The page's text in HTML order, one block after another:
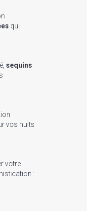
qui
sequins
vos nuits
votre
: